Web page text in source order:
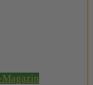
Magazin